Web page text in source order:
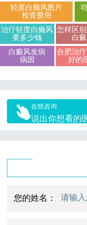
轻度白癞风图片
检查费用
治疗轻度白癞风
要多少钱
怎样区
白
白癜风发病
病因
合肥治
好的
在线咨询
说出你想看的
您的姓名：